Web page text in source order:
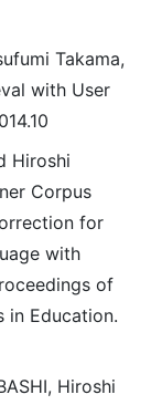
Takama,
with User
Hiroshi
Corpus
for
with
of
in Education.
Hiroshi